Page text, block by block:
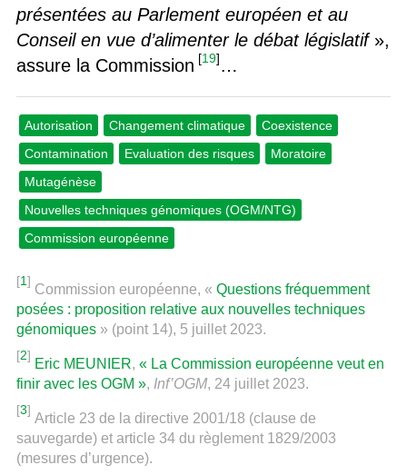
présentées au Parlement européen et au
Conseil en vue d’alimenter le débat législatif»,
assure la Commission [19]…
Autorisation Changement climatique
Coexistence
Contamination
Evaluation des risques
Moratoire
Mutagénèse
Nouvelles techniques génomiques (OGM/NTG)
Commission européenne
[1]
Commission européenne, « Questions fréquemment
posées : proposition relative aux nouvelles techniques
génomiques» (point 14), 5 juillet 2023.
[2]
Eric MEUNIER, « La Commission européenne veut en
finir avec les OGM », Inf’OGM, 24 juillet 2023.
[3]
Article 23 de la directive 2001/18 (clause de
sauvegarde) et article 34 du règlement 1829/2003
(mesures d’urgence).